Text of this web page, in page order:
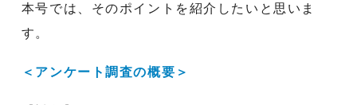
本号では、そのポイントを紹介したいと思いま
す。
＜アンケート調査の概要＞